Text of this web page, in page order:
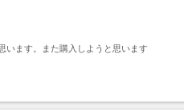
います。また購入しようと思います